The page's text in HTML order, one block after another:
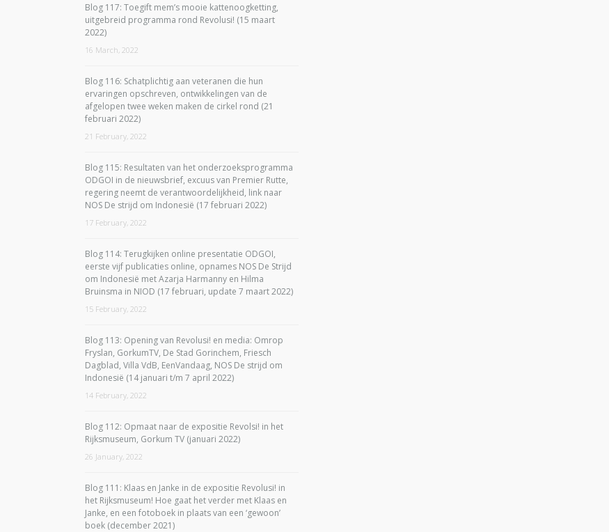
Blog 117: Toegift mem’s mooie kattenoogketting,
uitgebreid programma rond Revolusi! (15 maart
2022)
16 March, 2022
Blog 116: Schatplichtig aan veteranen die hun
ervaringen opschreven, ontwikkelingen van de
afgelopen twee weken maken de cirkel rond (21
februari 2022)
21 February, 2022
Blog 115: Resultaten van het onderzoeksprogramma
ODGOI in de nieuwsbrief, excuus van Premier Rutte,
regering neemt de verantwoordelijkheid, link naar
NOS De strijd om Indonesië (17 februari 2022)
17 February, 2022
Blog 114: Terugkijken online presentatie ODGOI,
eerste vijf publicaties online, opnames NOS De Strijd
om Indonesië met Azarja Harmanny en Hilma
Bruinsma in NIOD (17 februari, update 7 maart 2022)
15 February, 2022
Blog 113: Opening van Revolusi! en media: Omrop
Fryslan, GorkumTV, De Stad Gorinchem, Friesch
Dagblad, Villa VdB, EenVandaag, NOS De strijd om
Indonesië (14 januari t/m 7 april 2022)
14 February, 2022
Blog 112: Opmaat naar de expositie Revolsi! in het
Rijksmuseum, Gorkum TV (januari 2022)
26 January, 2022
Blog 111: Klaas en Janke in de expositie Revolusi! in
het Rijksmuseum! Hoe gaat het verder met Klaas en
Janke, en een fotoboek in plaats van een ‘gewoon’
boek (december 2021)